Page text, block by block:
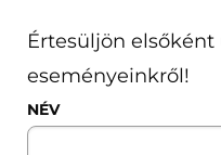
Értesüljön
eseményeinkről!
NÉV